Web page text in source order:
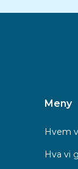
Meny
Hvem
Hva vi